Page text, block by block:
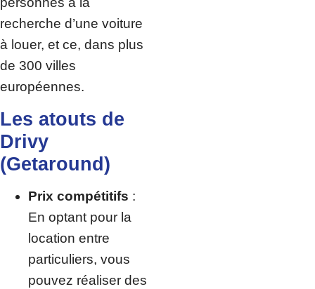
recherche d’une voiture
à louer, et ce, dans plus
de 300 villes
européennes.
Les atouts de
Drivy
(Getaround)
Prix compétitifs :
En optant pour la
location entre
particuliers, vous
pouvez réaliser des